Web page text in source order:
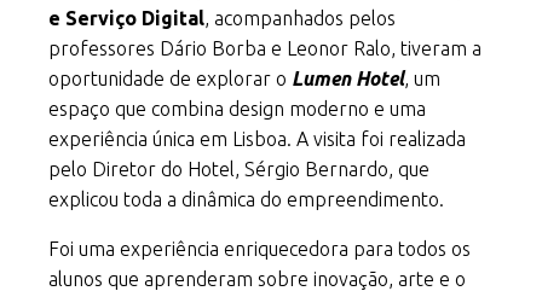
e Serviço Digital, acompanhados pelos
professores Dário Borba e Leonor Ralo, tiveram a
oportunidade de explorar o Lumen Hotel, um
espaço que combina design moderno e uma
experiência única em Lisboa. A visita foi realizada
pelo Diretor do Hotel, Sérgio Bernardo, que
explicou toda a dinâmica do empreendimento.
Foi uma experiência enriquecedora para todos os
alunos que aprenderam sobre inovação, arte e o